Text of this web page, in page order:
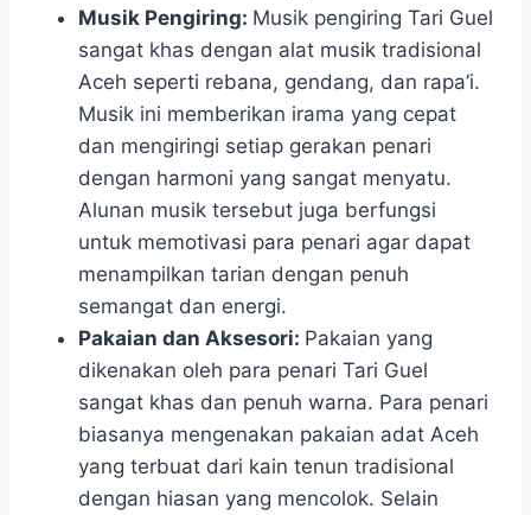
Musik Pengiring: Musik pengiring Tari Guel
sangat khas dengan alat musik tradisional
Aceh seperti rebana, gendang, dan rapa’i.
Musik ini memberikan irama yang cepat
dan mengiringi setiap gerakan penari
dengan harmoni yang sangat menyatu.
Alunan musik tersebut juga berfungsi
untuk memotivasi para penari agar dapat
menampilkan tarian dengan penuh
semangat dan energi.
Pakaian dan Aksesori: Pakaian yang
dikenakan oleh para penari Tari Guel
sangat khas dan penuh warna. Para penari
biasanya mengenakan pakaian adat Aceh
yang terbuat dari kain tenun tradisional
dengan hiasan yang mencolok. Selain